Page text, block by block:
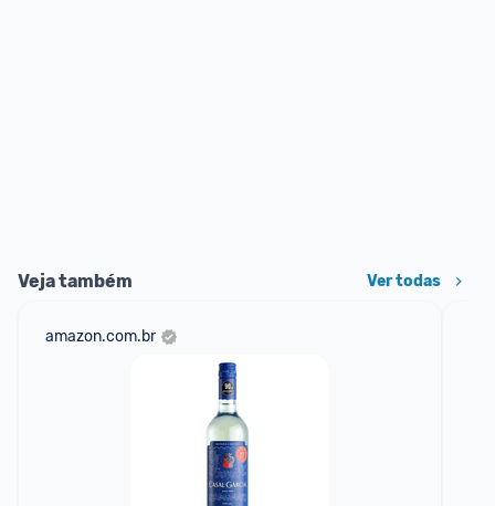
Veja também Ver todas
amazon.com.br